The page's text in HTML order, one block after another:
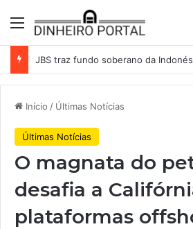
Menu
Início / Últimas Notícias
Últimas Notícias
O magnata do
desafia a
plataformas